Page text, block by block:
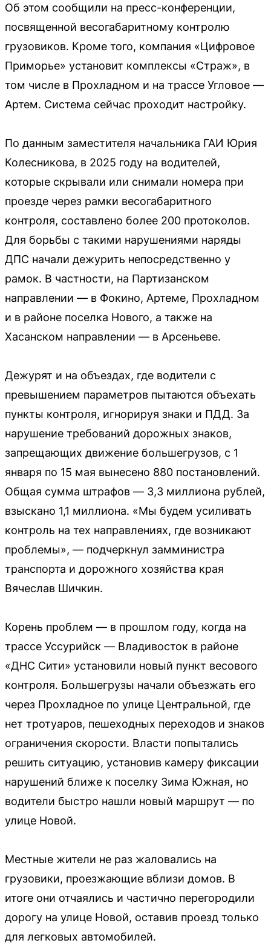
Об этом сообщили на пресс-конференции,
посвященной весогабаритному контролю
грузовиков. Кроме того, компания «Цифровое
Приморье» установит комплексы «Страж», в
том числе в Прохладном и на трассе Угловое —
Артем. Система сейчас проходит настройку.
По данным заместителя начальника ГАИ Юрия
Колесникова, в 2025 году на водителей,
которые скрывали или снимали номера при
проезде через рамки весогабаритного
контроля, составлено более 200 протоколов.
Для борьбы с такими нарушениями наряды
ДПС начали дежурить непосредственно у
рамок. В частности, на Партизанском
направлении — в Фокино, Артеме, Прохладном
и в районе поселка Нового, а также на
Хасанском направлении — в Арсеньеве.
Дежурят и на объездах, где водители с
превышением параметров пытаются объехать
пункты контроля, игнорируя знаки и ПДД. За
нарушение требований дорожных знаков,
запрещающих движение большегрузов, с 1
января по 15 мая вынесено 880 постановлений.
Общая сумма штрафов — 3,3 миллиона рублей,
взыскано 1,1 миллиона. «Мы будем усиливать
контроль на тех направлениях, где возникают
проблемы», — подчеркнул замминистра
транспорта и дорожного хозяйства края
Вячеслав Шичкин.
Корень проблем — в прошлом году, когда на
трассе Уссурийск — Владивосток в районе
«ДНС Сити» установили новый пункт весового
контроля. Большегрузы начали объезжать его
через Прохладное по улице Центральной, где
нет тротуаров, пешеходных переходов и знаков
ограничения скорости. Власти попытались
решить ситуацию, установив камеру фиксации
нарушений ближе к поселку Зима Южная, но
водители быстро нашли новый маршрут — по
улице Новой.
Местные жители не раз жаловались на
грузовики, проезжающие вблизи домов. В
итоге они отчаялись и частично перегородили
дорогу на улице Новой, оставив проезд только
для легковых автомобилей.